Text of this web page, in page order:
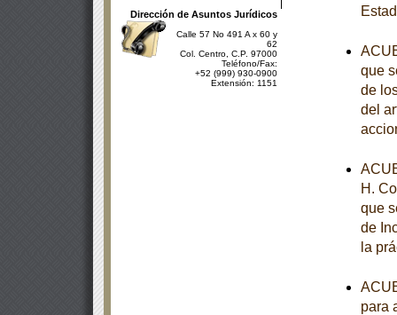
Dirección de Asuntos Jurídicos
Calle 57 No 491 A x 60 y
62
Col. Centro, C.P. 97000
Teléfono/Fax:
+52 (999) 930-0900
Extensión: 1151
que
de
del
H.
que
de
la
para